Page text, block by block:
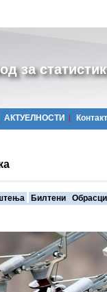
за
АКТУЕЛНОСТИ Контакт
Билтени Обрасци